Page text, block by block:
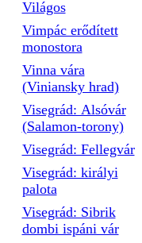
Világos
Vimpác erődített
monostora
Vinna vára
(Viniansky hrad)
Visegrád: Alsóvár
(Salamon-torony)
Visegrád: Fellegvár
Visegrád: királyi
palota
Visegrád: Sibrik
dombi ispáni vár